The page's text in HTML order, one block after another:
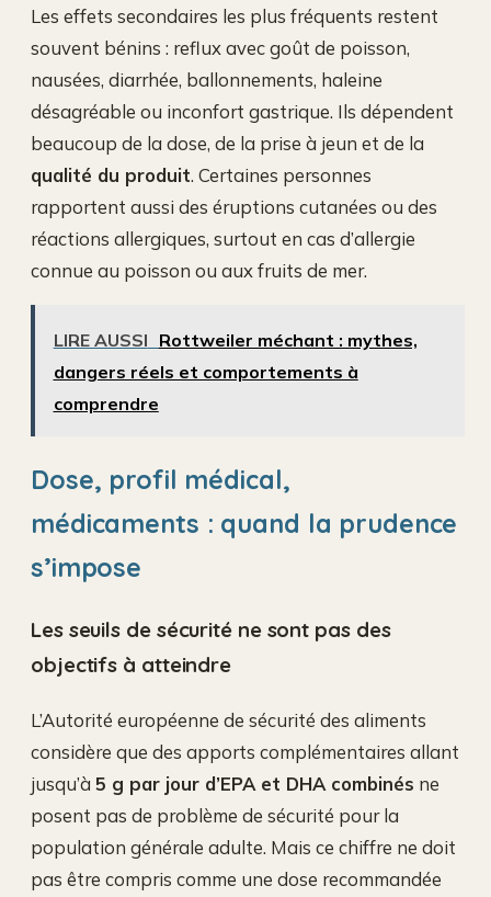
Les effets secondaires les plus fréquents restent
souvent bénins : reflux avec goût de poisson,
nausées, diarrhée, ballonnements, haleine
désagréable ou inconfort gastrique. Ils dépendent
beaucoup de la dose, de la prise à jeun et de la
qualité du produit. Certaines personnes
rapportent aussi des éruptions cutanées ou des
réactions allergiques, surtout en cas d’allergie
connue au poisson ou aux fruits de mer.
LIRE AUSSI Rottweiler méchant : mythes,
dangers réels et comportements à
comprendre
Dose, profil médical,
médicaments : quand la prudence
s’impose
Les seuils de sécurité ne sont pas des
objectifs à atteindre
L’Autorité européenne de sécurité des aliments
considère que des apports complémentaires allant
jusqu’à5 g par jour d’EPA et DHA combinés ne
posent pas de problème de sécurité pour la
population générale adulte. Mais ce chiffre ne doit
pas être compris comme une dose recommandée